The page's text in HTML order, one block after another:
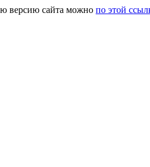
версию сайта можно по этой